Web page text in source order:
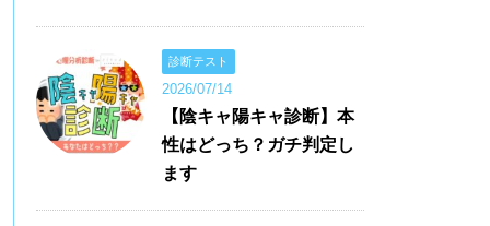
診断テスト
2026/07/14
【陰キャ陽キャ診断】本
性はどっち？ガチ判定し
ます